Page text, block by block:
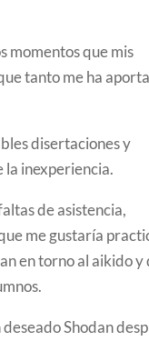
momentos que mis
tanto me ha
disertaciones y
la inexperiencia.
de asistencia,
me gustaría
en torno al aikido y
Shodan